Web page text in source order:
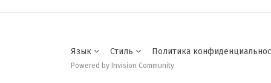
Язык Стиль Политика
Powered by Invision Community